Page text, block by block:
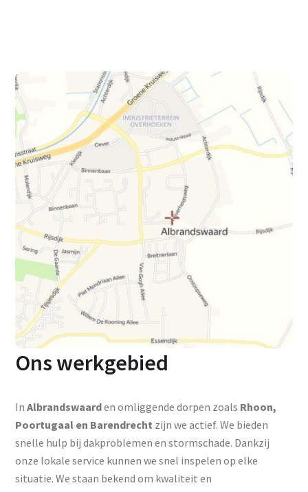
Ons werkgebied
InAlbrandswaarden omliggende dorpen zoals Rhoon,
Poortugaal en Barendrecht zijn we actief. We bieden
snelle hulp bij dakproblemen en stormschade. Dankzij
onze lokale service kunnen we snel inspelen op elke
situatie. We staan bekend om kwaliteit en